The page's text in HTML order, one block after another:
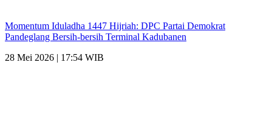
Momentum Iduladha 1447 Hijriah: DPC Partai Demokrat
Pandeglang Bersih-bersih Terminal Kadubanen
28 Mei 2026 | 17:54 WIB